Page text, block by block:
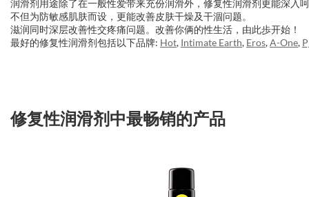
润滑剂用途除了在一般性爱带来充份润滑外，修复性润滑剂更能深入
不但为防敏感肌肤而设，更能改善皮肤干燥及干涸问题。
滋润同时深层改善性交疼痛问题。改善你俩的性生活，由此歩开始！
最好的修复性润滑剂包括以下品牌: Hot, Intimate Earth, Eros,A-One,
修复性润滑剂中最畅销的产品